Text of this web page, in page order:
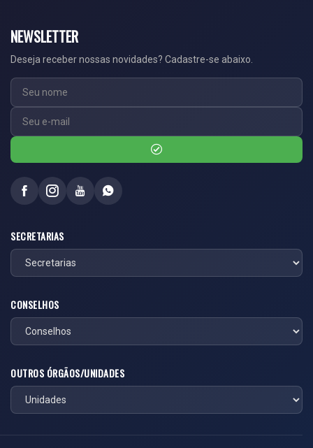
NEWSLETTER
Deseja receber nossas novidades? Cadastre-se abaixo.
SECRETARIAS
CONSELHOS
OUTROS ÓRGÃOS/UNIDADES